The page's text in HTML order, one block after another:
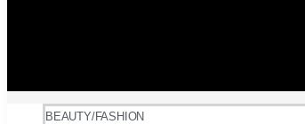
BEAUTY/FASHION